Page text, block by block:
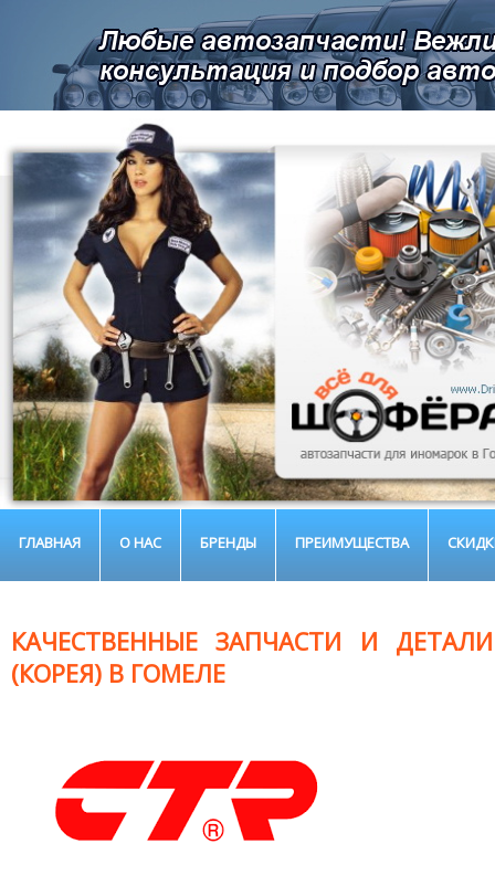
ГЛАВНАЯ О НАС БРЕНДЫ ПРЕИМУЩЕСТВА
КАЧЕСТВЕННЫЕ ЗАПЧАСТИ И
(КОРЕЯ) В ГОМЕЛЕ